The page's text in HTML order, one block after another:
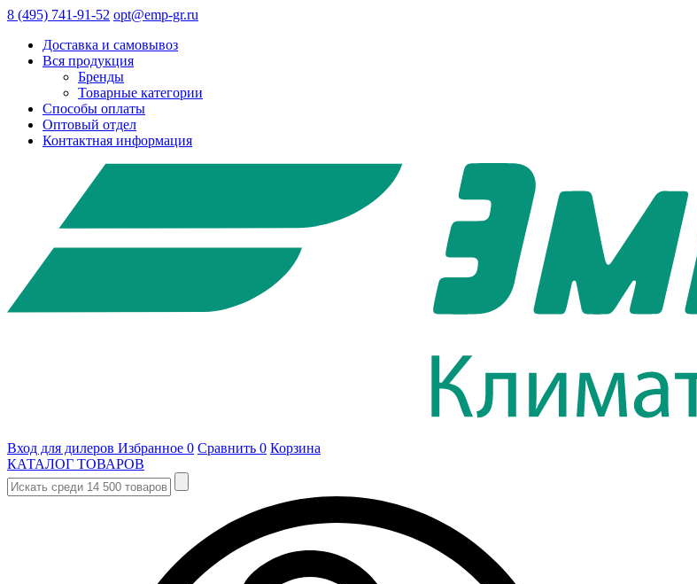
8 (495) 741-91-52 opt@emp-gr.ru
Доставка и самовывоз
Вся продукция
Бренды
Товарные категории
Способы оплаты
Оптовый отдел
Контактная информация
Вход для дилеров Избранное 0 Сравнить 0 Корзина
КАТАЛОГ ТОВАРОВ